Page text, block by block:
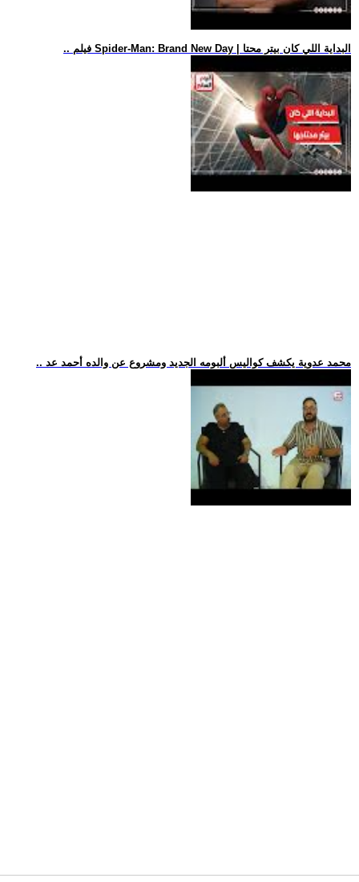
.. فيلم Spider-Man: Brand New Day | البداية اللي كان بيتر محتا
.. محمد عدوية يكشف كواليس ألبومه الجديد ومشروع عن والده أحمد عد